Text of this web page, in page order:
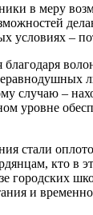
в меру
условиях –
случаю –
уровне
стали
кто в
городских
и